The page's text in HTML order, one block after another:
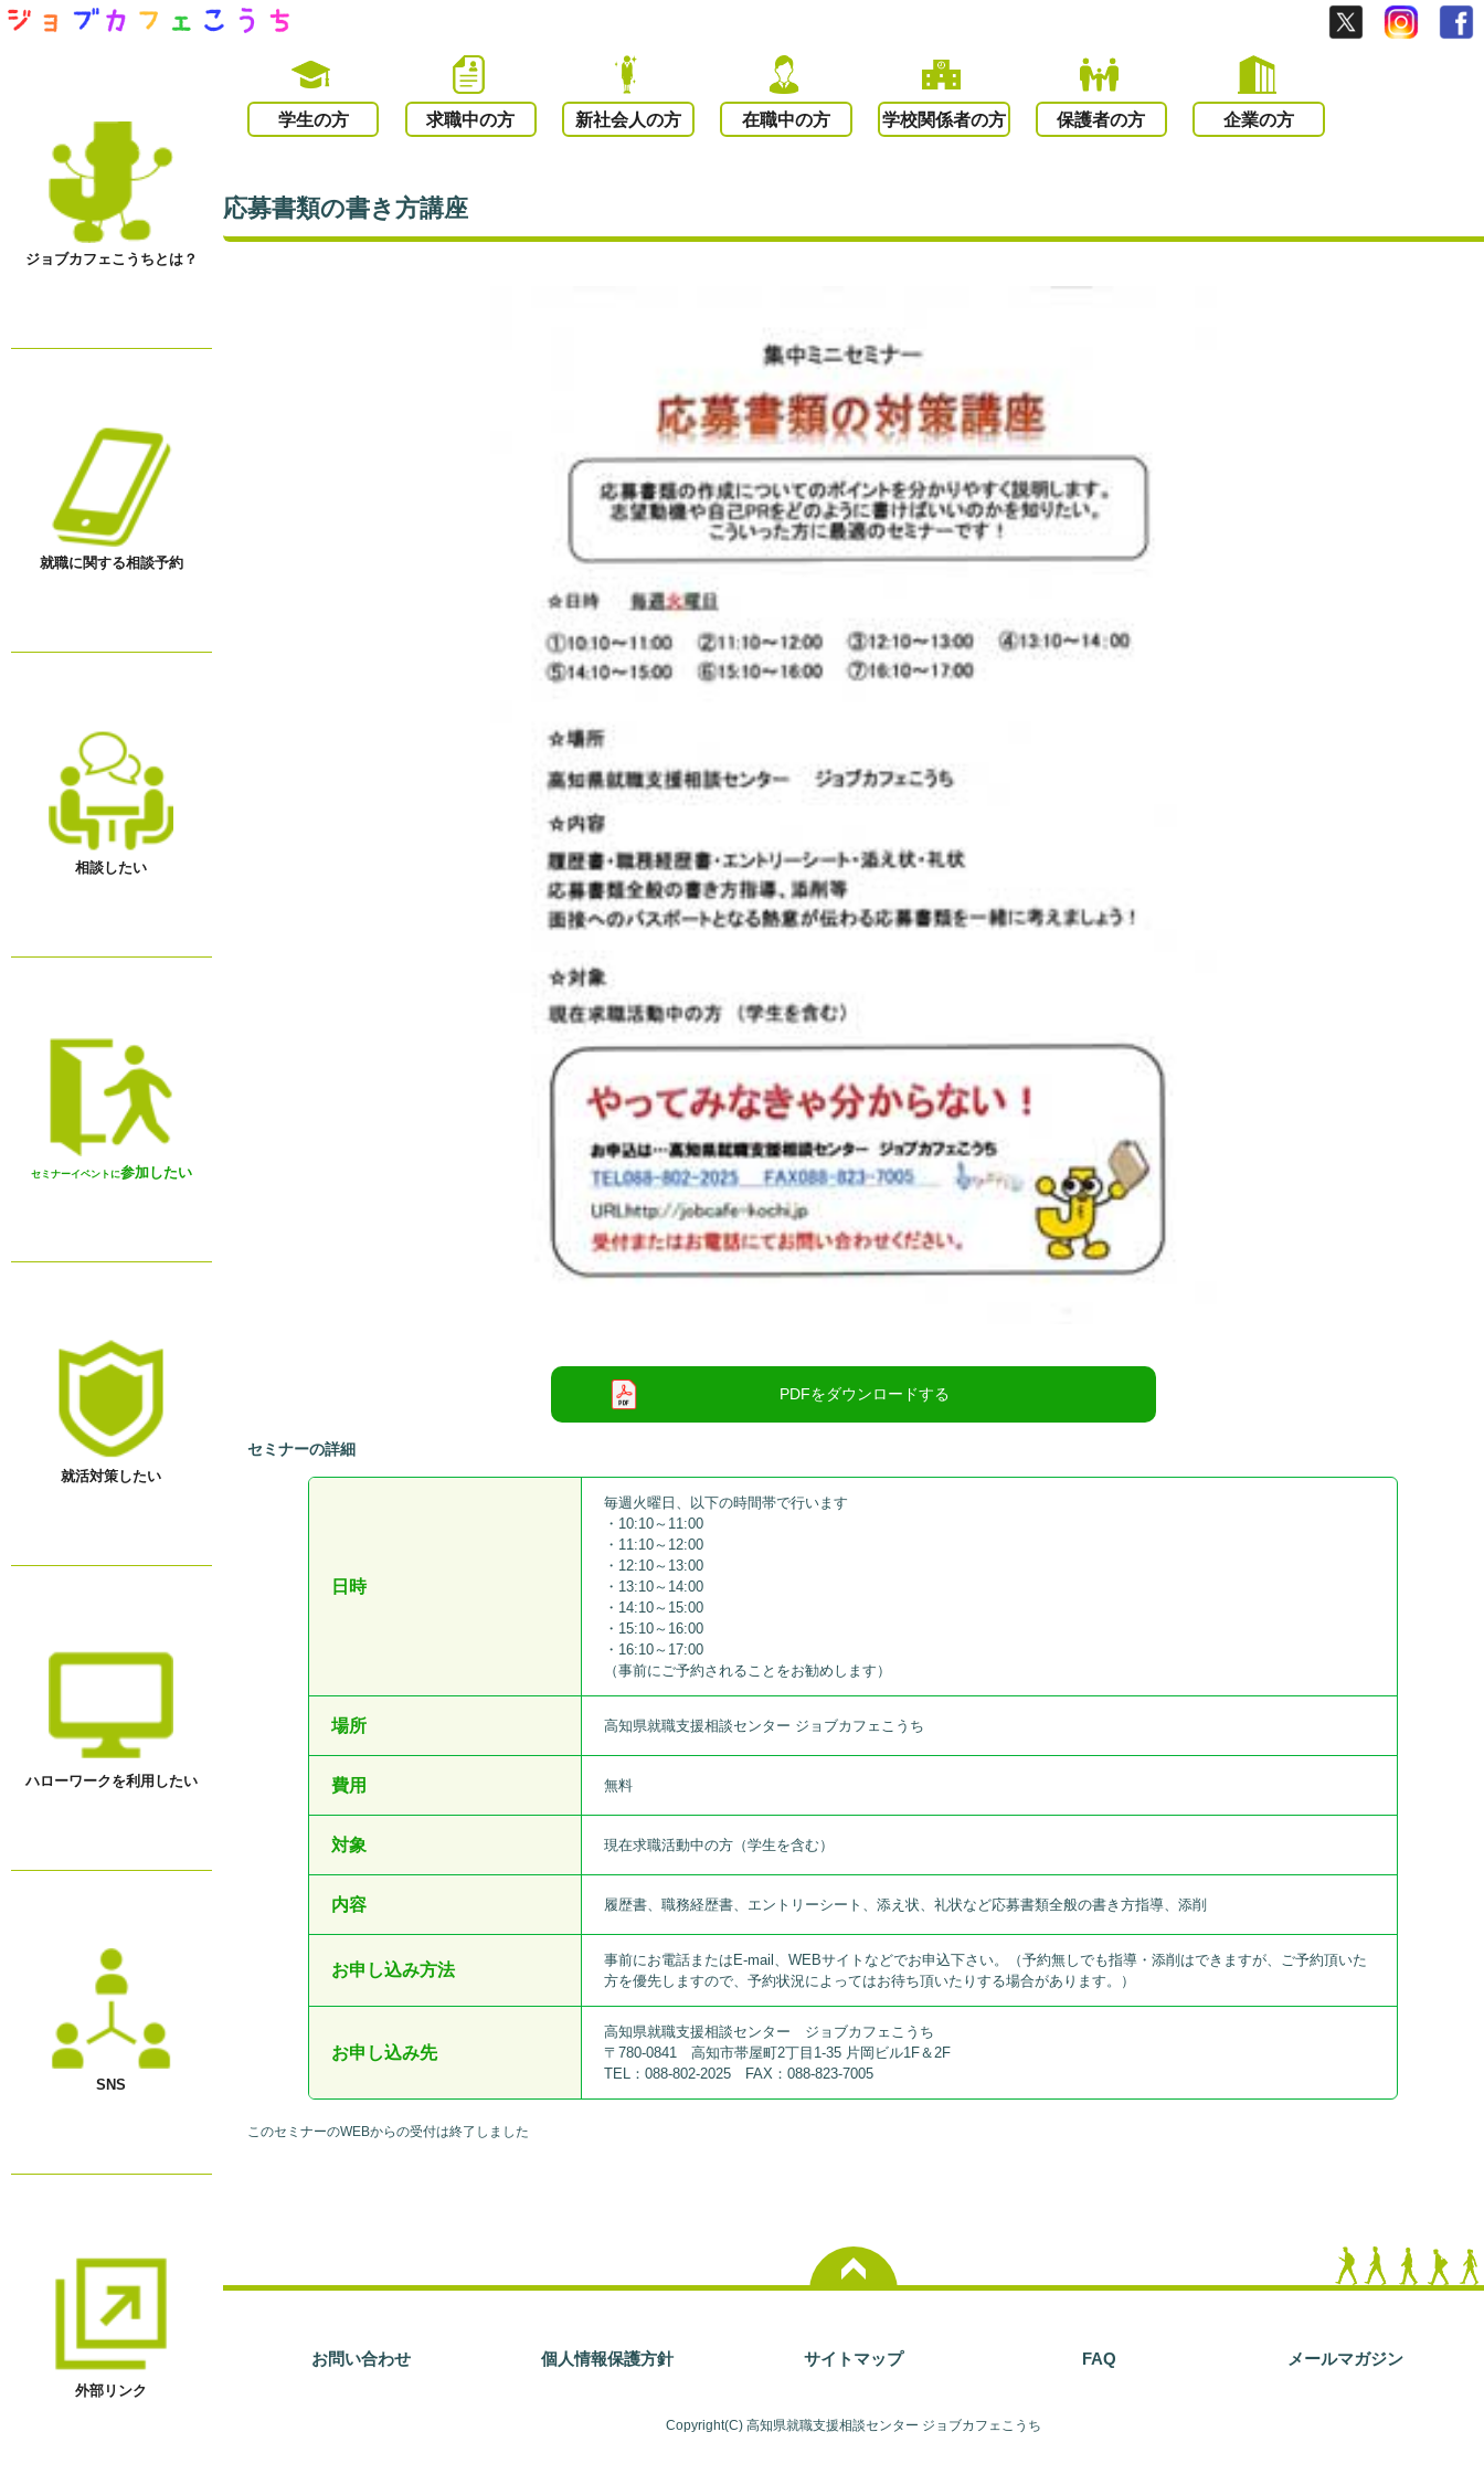
学生の方 求職中の方 新社会人の方 在職中の方 学校関係者の方 保護者の方 企業の方
ジョブカフェこうちとは？
就職に関する相談予約
相談したい
セミナーイベントに参加したい
就活対策したい
ハローワークを利用したい
SNS
外部リンク
応募書類の書き方講座
セミナーの詳細
日時
毎週火曜日、以下の時間帯で行います
・10:10～11:00
・11:10～12:00
・12:10～13:00
・13:10～14:00
・14:10～15:00
・15:10～16:00
・16:10～17:00
（事前にご予約されることをお勧めします）
場所 高知県就職支援相談センター ジョブカフェこうち
費用 無料
対象 現在求職活動中の方（学生を含む）
内容 履歴書、職務経歴書、エントリーシート、添え状、礼状など応募書類全般の書き方指導、添削
お申し込み方法
事前にお電話またはE-mail、WEBサイトなどでお申込下さい。（予約無しでも指導・添削はできますが、ご予約頂いた
方を優先しますので、予約状況によってはお待ち頂いたりする場合があります。）
お申し込み先
高知県就職支援相談センター ジョブカフェこうち
〒780-0841 高知市帯屋町2丁目1-35 片岡ビル1F＆2F
TEL：088-802-2025 FAX：088-823-7005
このセミナーのWEBからの受付は終了しました
お問い合わせ 個人情報保護方針 サイトマップ FAQ メールマガジン
Copyright(C) 高知県就職支援相談センター ジョブカフェこうち